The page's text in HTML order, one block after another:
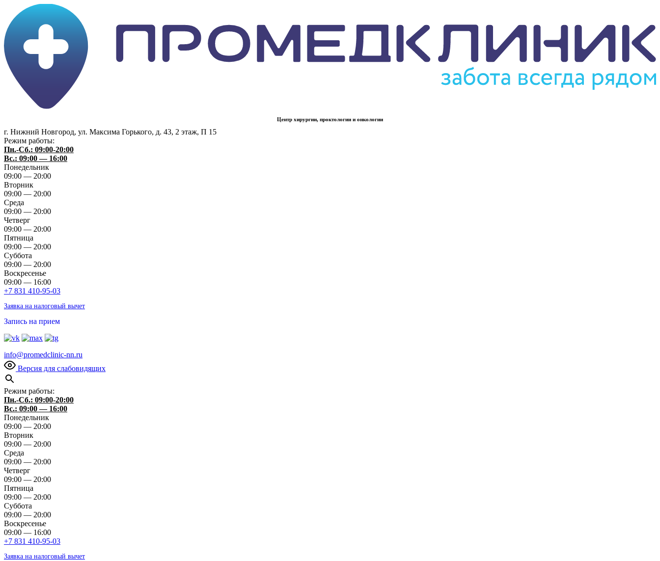
Центр хирургии, проктологии и онкологии
г. Нижний Новгород, ул. Максима Горького, д. 43, 2 этаж, П 15
Режим работы:
Пн.-Сб.: 09:00-20:00
Вс.: 09:00 — 16:00
Понедельник
09:00 — 20:00
Вторник
09:00 — 20:00
Среда
09:00 — 20:00
Четверг
09:00 — 20:00
Пятница
09:00 — 20:00
Суббота
09:00 — 20:00
Воскресенье
09:00 — 16:00
+7 831 410-95-03
Заявка на налоговый вычет
Запись на прием
info@promedclinic-nn.ru
Версия для слабовидящих
Режим работы:
Пн.-Сб.: 09:00-20:00
Вс.: 09:00 — 16:00
Понедельник
09:00 — 20:00
Вторник
09:00 — 20:00
Среда
09:00 — 20:00
Четверг
09:00 — 20:00
Пятница
09:00 — 20:00
Суббота
09:00 — 20:00
Воскресенье
09:00 — 16:00
+7 831 410-95-03
Заявка на налоговый вычет